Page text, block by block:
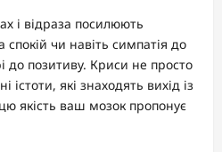
і відраза посилюють
чи навіть симпатія до
до позитиву. Криси не просто
які знаходять вихід із
якість ваш мозок пропонує